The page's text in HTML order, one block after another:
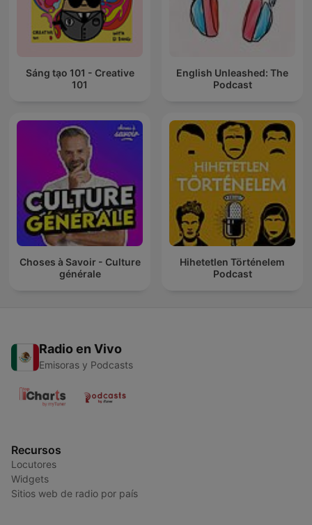
Sáng tạo 101 - Creative
101
English Unleashed: The
Podcast
Choses à Savoir - Culture
générale
Hihetetlen Történelem
Podcast
Radio en Vivo
Emisoras y Podcasts
Recursos
Locutores
Widgets
Sitios web de radio por país